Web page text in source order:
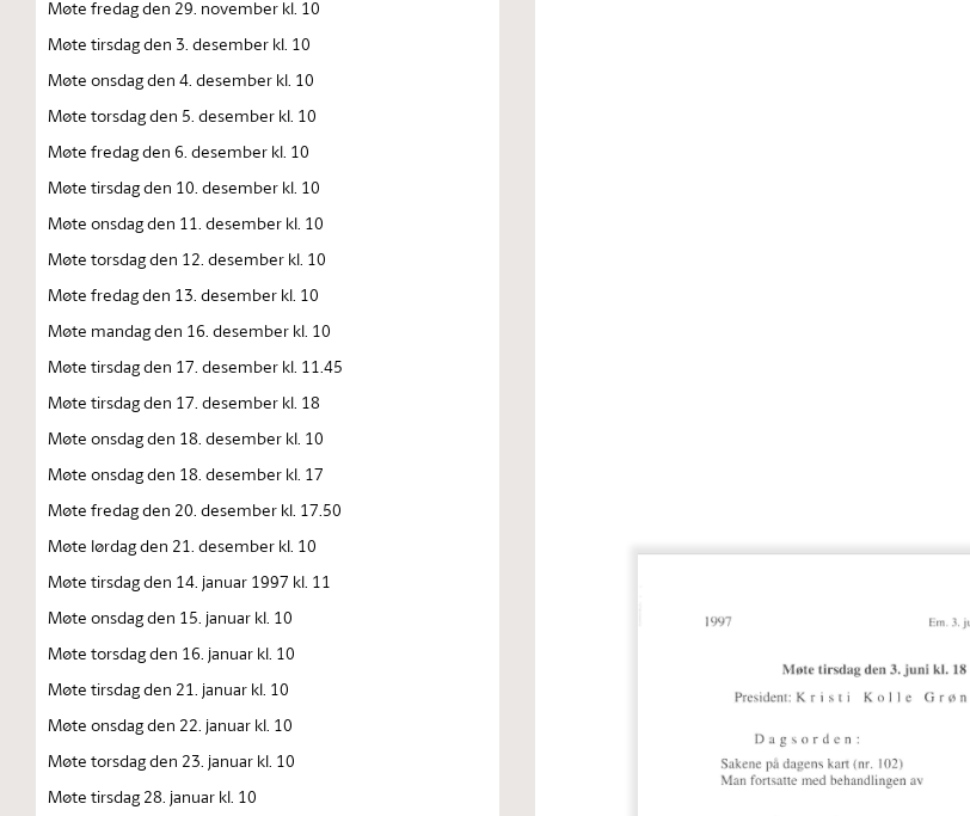
Møte fredag den 29. november kl. 10
Møte tirsdag den 3. desember kl. 10
Møte onsdag den 4. desember kl. 10
Møte torsdag den 5. desember kl. 10
Møte fredag den 6. desember kl. 10
Møte tirsdag den 10. desember kl. 10
Møte onsdag den 11. desember kl. 10
Møte torsdag den 12. desember kl. 10
Møte fredag den 13. desember kl. 10
Møte mandag den 16. desember kl. 10
Møte tirsdag den 17. desember kl. 11.45
Møte tirsdag den 17. desember kl. 18
Møte onsdag den 18. desember kl. 10
Møte onsdag den 18. desember kl. 17
Møte fredag den 20. desember kl. 17.50
Møte lørdag den 21. desember kl. 10
Møte tirsdag den 14. januar 1997 kl. 11
Møte onsdag den 15. januar kl. 10
Møte torsdag den 16. januar kl. 10
Møte tirsdag den 21. januar kl. 10
Møte onsdag den 22. januar kl. 10
Møte torsdag den 23. januar kl. 10
Møte tirsdag 28. januar kl. 10